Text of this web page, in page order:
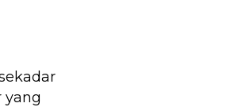
yang